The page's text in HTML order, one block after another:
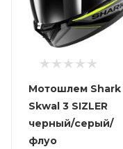
Мотошлем Shark
Skwal 3 SIZLER
черный/серый/
флуо